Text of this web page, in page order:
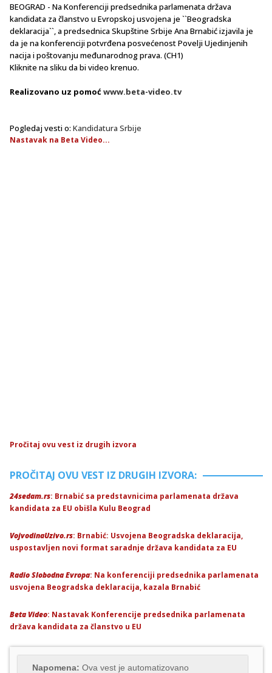
BEOGRAD - Na Konferenciji predsednika parlamenata država
kandidata za članstvo u Evropskoj usvojena je ``Beogradska
deklaracija``, a predsednica Skupštine Srbije Ana Brnabić izjavila je
da je na konferenciji potvrđena posvećenost Povelji Ujedinjenih
nacija i poštovanju međunarodnog prava. (CH1)
Kliknite na sliku da bi video krenuo.
Realizovano uz pomoćwww.beta-video.tv
Pogledaj vesti o: Kandidatura Srbije
Nastavak na Beta Video...
Pročitaj ovu vest iz drugih izvora
PROČITAJ OVU VEST IZ DRUGIH IZVORA:
24sedam.rs: Brnabić sa predstavnicima parlamenata država
kandidata za EU obišla Kulu Beograd
VojvodinaUzivo.rs: Brnabić: Usvojena Beogradska deklaracija,
uspostavljen novi format saradnje država kandidata za EU
Radio Slobodna Evropa: Na konferenciji predsednika parlamenata
usvojena Beogradska deklaracija, kazala Brnabić
Beta Video: Nastavak Konferencije predsednika parlamenata
država kandidata za članstvo u EU
Napomena: Ova vest je automatizovano